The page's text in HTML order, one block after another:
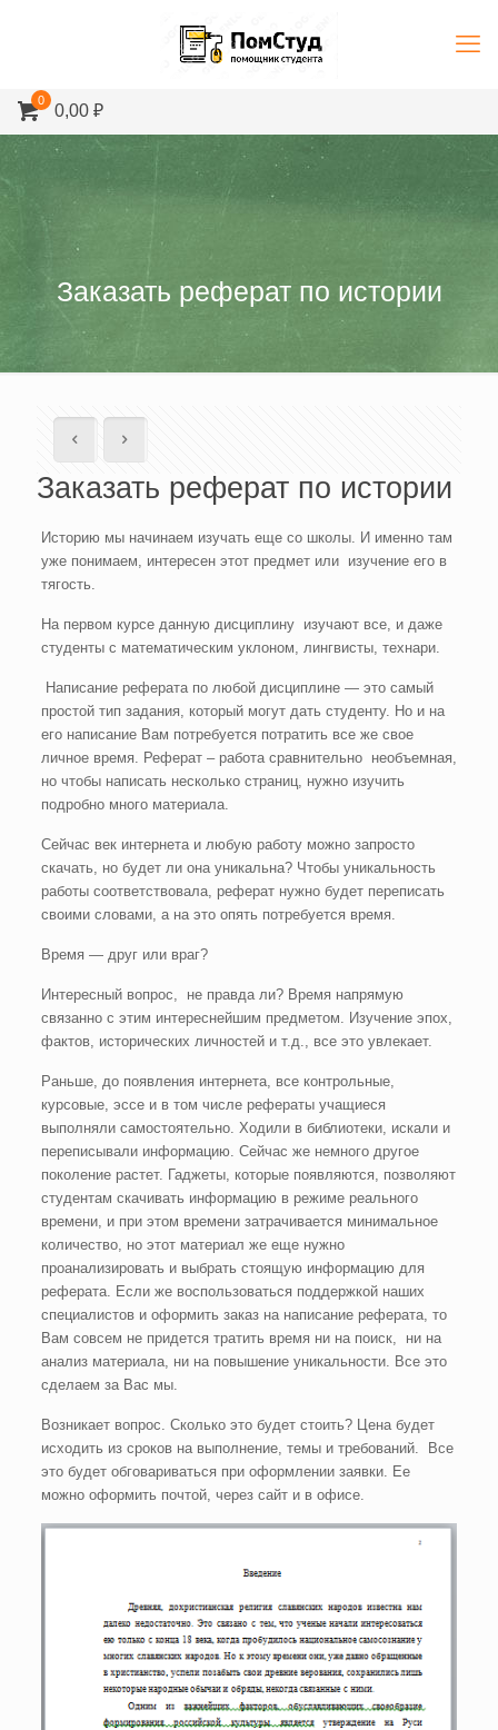
0
0,00 ₽
Заказать реферат по истории
Заказать реферат по истории
Историю мы начинаем изучать еще со школы. И именно там
уже понимаем, интересен этот предмет или изучение его в
тягость.
На первом курсе данную дисциплину изучают все, и даже
студенты с математическим уклоном, лингвисты, технари.
Написание реферата по любой дисциплине — это самый
простой тип задания, который могут дать студенту. Но и на
его написание Вам потребуется потратить все же свое
личное время. Реферат – работа сравнительно необъемная,
но чтобы написать несколько страниц, нужно изучить
подробно много материала.
Сейчас век интернета и любую работу можно запросто
скачать, но будет ли она уникальна? Чтобы уникальность
работы соответствовала, реферат нужно будет переписать
своими словами, а на это опять потребуется время.
Время — друг или враг?
Интересный вопрос, не правда ли? Время напрямую
связанно с этим интереснейшим предметом. Изучение эпох,
фактов, исторических личностей и т.д., все это увлекает.
Раньше, до появления интернета, все контрольные,
курсовые, эссе и в том числе рефераты учащиеся
выполняли самостоятельно. Ходили в библиотеки, искали и
переписывали информацию. Сейчас же немного другое
поколение растет. Гаджеты, которые появляются, позволяют
студентам скачивать информацию в режиме реального
времени, и при этом времени затрачивается минимальное
количество, но этот материал же еще нужно
проанализировать и выбрать стоящую информацию для
реферата. Если же воспользоваться поддержкой наших
специалистов и оформить заказ на написание реферата, то
Вам совсем не придется тратить время ни на поиск, ни на
анализ материала, ни на повышение уникальности. Все это
сделаем за Вас мы.
Возникает вопрос. Сколько это будет стоить? Цена будет
исходить из сроков на выполнение, темы и требований. Все
это будет обговариваться при оформлении заявки. Ее
можно оформить почтой, через сайт и в офисе.